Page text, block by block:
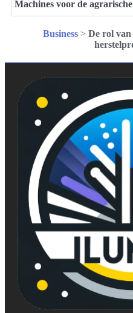
Machines voor de
Business> De rol van